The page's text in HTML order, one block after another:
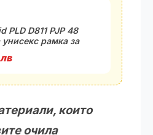
PLD D811 PJP 48
унисекс рамка за
които
очила